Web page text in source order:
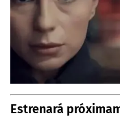
Estrenará